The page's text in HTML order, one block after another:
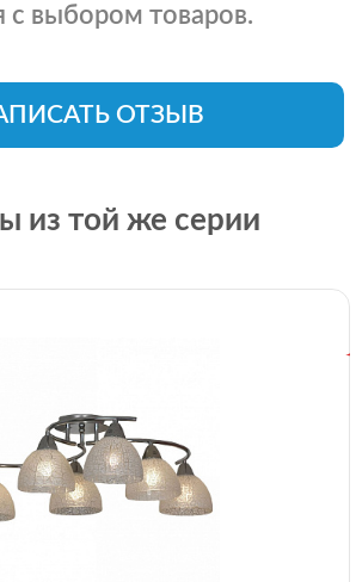
с выбором товаров.
ОТЗЫВ
из той же серии